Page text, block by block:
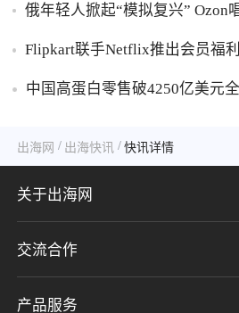
俄年轻人掀起“模拟复兴” Ozon
Flipkart联手Netflix推出会员福
中国高蛋白零售破4250亿美元
出海网 / 出海快讯 / 快讯详情
关于出海网
关于我们
加入我们
交流合作
产品服务